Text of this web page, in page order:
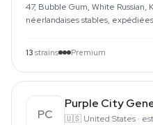
47, Bubble Gum, White Russian,
néerlandaises stables,
13 strains Premium
PC
Purple City
🇺🇸 United States ·